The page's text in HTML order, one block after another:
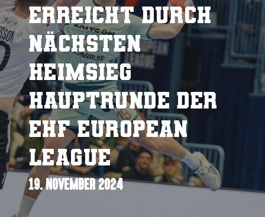
erreicht durch
nächsten
Heimsieg
Hauptrunde der
EHF European
League
19. NOVEMBER 2024